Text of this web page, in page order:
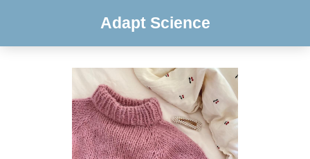
Adapt Science